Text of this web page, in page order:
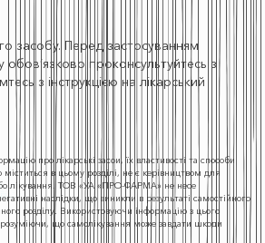
засобу. Перед застосуванням
обов’язково проконсультуйтесь з
з інструкцією на лікарський
про лікарські засои, їх властивості та способи
в цьому розділі, не є керівництвом для
лікування. ТОВ «УА «ПРО-ФАРМА» не несе
наслідки, що виникли в результаті самостійного
розділу. Використовуючи інформацію з цього
розуміючи, що самолікування може завдати шкоди